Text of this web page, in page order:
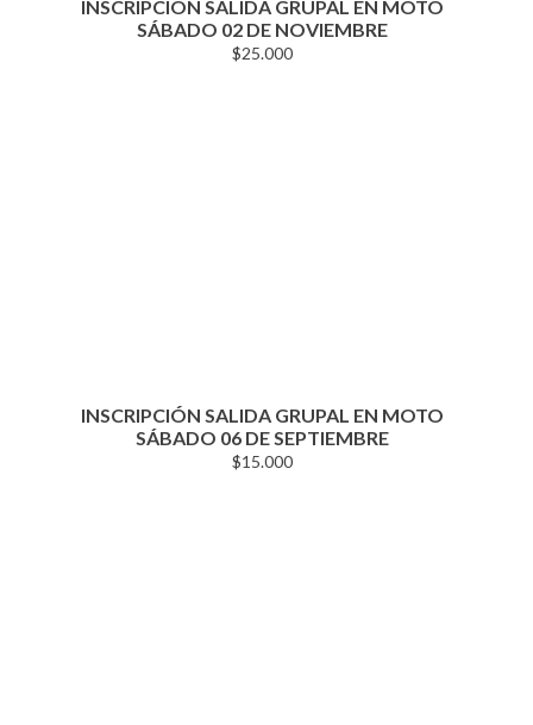
INSCRIPCIÓN SALIDA GRUPAL EN MOTO
SÁBADO 02 DE NOVIEMBRE
$25.000
INSCRIPCIÓN SALIDA GRUPAL EN MOTO
SÁBADO 06 DE SEPTIEMBRE
$15.000